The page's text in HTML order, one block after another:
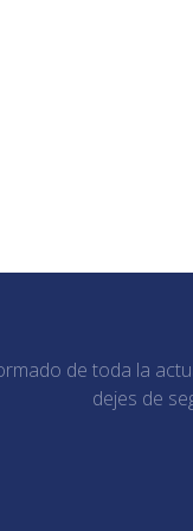
de toda la
dejes de